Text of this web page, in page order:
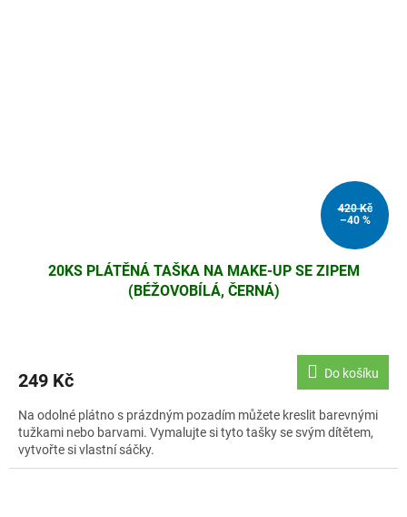
420 Kč
–40 %
20KS PLÁTĚNÁ TAŠKA NA MAKE-UP SE ZIPEM
(BÉŽOVOBÍLÁ, ČERNÁ)
249 Kč Do košíku
Na odolné plátno s prázdným pozadím můžete kreslit barevnými
tužkami nebo barvami. Vymalujte si tyto tašky se svým dítětem,
vytvořte si vlastní sáčky.